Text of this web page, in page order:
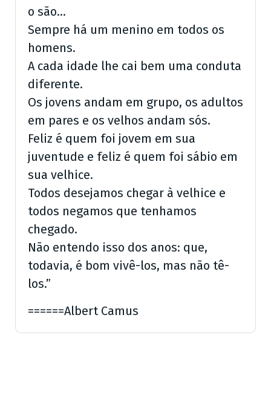
o são…
Sempre há um menino em todos os
homens.
A cada idade lhe cai bem uma conduta
diferente.
Os jovens andam em grupo, os adultos
em pares e os velhos andam sós.
Feliz é quem foi jovem em sua
juventude e feliz é quem foi sábio em
sua velhice.
Todos desejamos chegar à velhice e
todos negamos que tenhamos
chegado.
Não entendo isso dos anos: que,
todavia, é bom vivê-los, mas não tê-
los.”
======Albert Camus